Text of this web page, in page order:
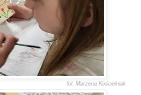
fot. Marzena Kościelniak